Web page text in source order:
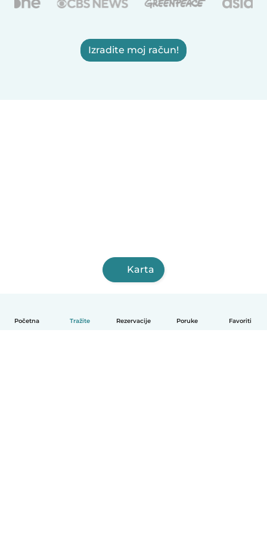
Početna Tražite Rezervacije Poruke Favoriti
Izradite moj račun!
Karta